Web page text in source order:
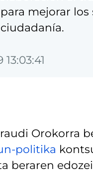
mejorar
Orokorra
politika
beraren